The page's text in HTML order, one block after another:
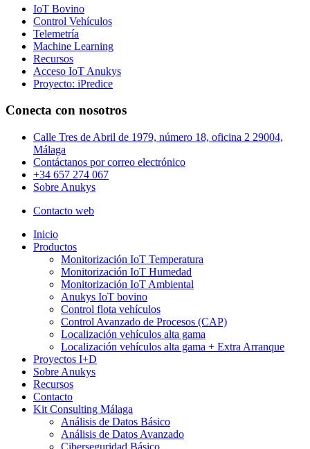
IoT Bovino
Control Vehículos
Telemetría
Machine Learning
Recursos
Acceso IoT Anukys
Proyecto: iPredice
Conecta con nosotros
Calle Tres de Abril de 1979, número 18, oficina 2 29004,
Málaga
Contáctanos por correo electrónico
+34 657 274 067
Sobre Anukys
Contacto web
Close
Menu
Inicio
Productos
Monitorización IoT Temperatura
Monitorización IoT Humedad
Monitorización IoT Ambiental
Anukys IoT bovino
Control flota vehículos
Control Avanzado de Procesos (CAP)
Localización vehículos alta gama
Localización vehículos alta gama + Extra Arranque
Proyectos I+D
Sobre Anukys
Recursos
Contacto
Kit Consulting Málaga
Análisis de Datos Básico
Análisis de Datos Avanzado
Ciberseguridad Básico